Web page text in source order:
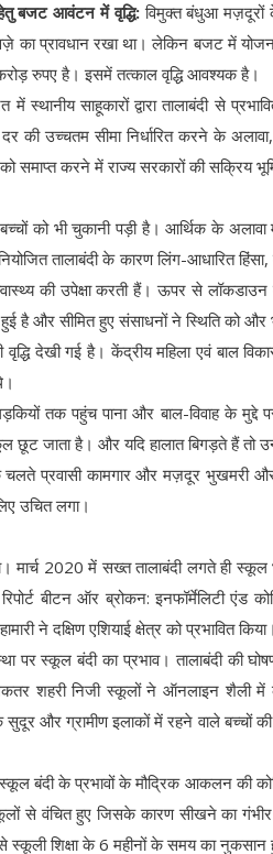
बजट आवंटन में वृद्धि:विमुक्त बंधुआ मज़दूरों
का प्रावधान रखा था। लेकिन बजट में
रुपए है। इसमें तत्काल वृद्धि आवश्यक है।
में स्थानीय साहूकारों द्वारा तालाबंदी से
उच्चतम सीमा निर्धारित करने के अलावा,
समाप्त करने में राज्य सरकारों की सक्रिय
को भी चुकानी पड़ी है। आर्थिक के
तालाबंदी के कारण लिंग-आधारित
की उपेक्षा करती हैं। ऊपर से लॉकडाउन
है और सीमित हुए संसाधनों ने स्थिति को और
वृद्धि देखी गई है। केंद्रीय महिला एवं बाल
तक पहुंच पाना और बाल-विवाह के मुद्दे
जाता है। और यदि हालात बिगड़ते हैं तो
चलते प्रवासी कामगार और मज़दूर भुखमरी
उचित लगा।
रहा। मार्च 2020 में सख्त तालाबंदी लगते
बीटन ऑर ब्रोकन: इनफॉर्मेलिटी
ने दक्षिण एशियाई क्षेत्र को प्रभावित किया।
पर स्कूल बंदी का प्रभाव। तालाबंदी की
शहरी निजी स्कूलों ने ऑनलाइन शैली में
और ग्रामीण इलाकों में रहने वाले बच्चों
स्कूल बंदी के प्रभावों के मौद्रिक आकलन की
से वंचित हुए जिसके कारण सीखने का
शिक्षा के 6 महीनों के समय का